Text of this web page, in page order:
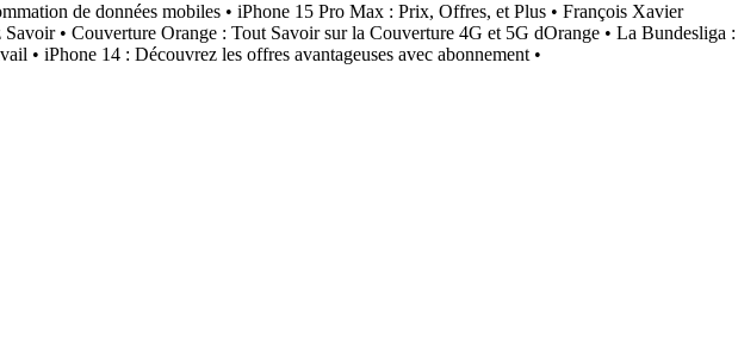
de données mobiles • iPhone 15 Pro Max : Prix, Offres, et Plus • François Xavier
Savoir• Couverture Orange : Tout Savoir sur la Couverture 4G et 5G dOrange • La Bundesliga :
• iPhone 14 : Découvrez les offres avantageuses avec abonnement •